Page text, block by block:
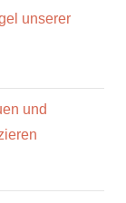
unserer
und